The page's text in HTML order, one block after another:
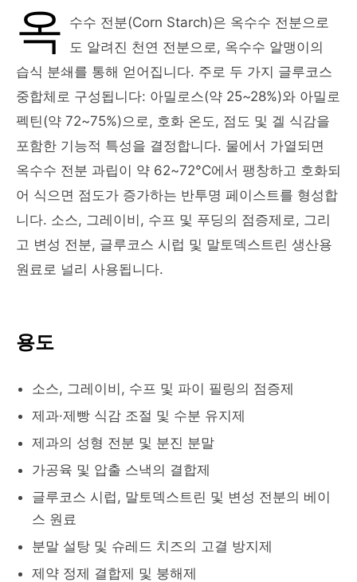
옥 수수 전분(Corn Starch)은 옥수수 전분으로
도 알려진 천연 전분으로, 옥수수 알맹이의
습식 분쇄를 통해 얻어집니다. 주로 두 가지 글루코스
중합체로 구성됩니다: 아밀로스(약 25~28%)와 아밀로
펙틴(약 72~75%)으로, 호화 온도, 점도 및 겔 식감을
포함한 기능적 특성을 결정합니다. 물에서 가열되면
옥수수 전분 과립이 약 62~72°C에서 팽창하고 호화되
어 식으면 점도가 증가하는 반투명 페이스트를 형성합
니다. 소스, 그레이비, 수프 및 푸딩의 점증제로, 그리
고 변성 전분, 글루코스 시럽 및 말토덱스트린 생산용
원료로 널리 사용됩니다.
용도
소스, 그레이비, 수프 및 파이 필링의 점증제
제과·제빵 식감 조절 및 수분 유지제
제과의 성형 전분 및 분진 분말
가공육 및 압출 스낵의 결합제
글루코스 시럽, 말토덱스트린 및 변성 전분의 베이
스 원료
분말 설탕 및 슈레드 치즈의 고결 방지제
제약 정제 결합제 및 붕해제